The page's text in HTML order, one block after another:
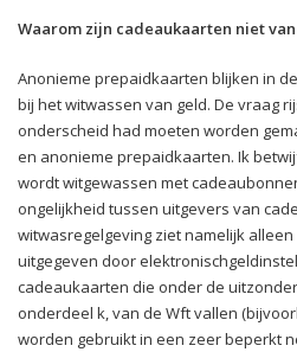
Waarom zijn cadeaukaarten niet
Anonieme prepaidkaarten blijken in
bij het witwassen van geld. De vraag
onderscheid had moeten worden
en anonieme prepaidkaarten. Ik
wordt witgewassen met
ongelijkheid tussen uitgevers van
witwasregelgeving ziet namelijk
uitgegeven door
cadeaukaarten die onder de
onderdeel k, van de Wft vallen
worden gebruikt in een zeer beperkt